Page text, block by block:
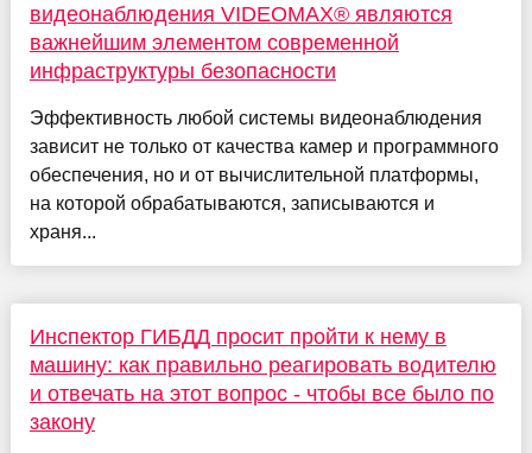
видеонаблюдения VIDEOMAX® являются
важнейшим элементом современной
инфраструктуры безопасности
Эффективность любой системы видеонаблюдения
зависит не только от качества камер и программного
обеспечения, но и от вычислительной платформы,
на которой обрабатываются, записываются и
храня...
Инспектор ГИБДД просит пройти к нему в
машину: как правильно реагировать водителю
и отвечать на этот вопрос - чтобы все было по
закону